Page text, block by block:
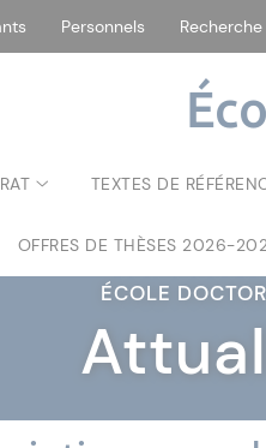
Personnels Recherche
TEXTES DE
OFFRES DE THÈSES 2026-
ÉCOLE